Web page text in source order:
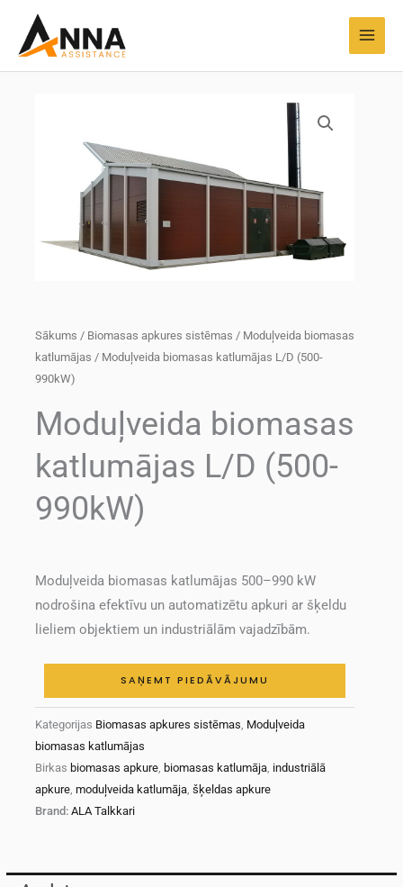
saturu
Sākums / Biomasas apkures sistēmas / Moduļveida biomasas
katlumājas / Moduļveida biomasas katlumājas L/D (500-
990kW)
Moduļveida biomasas
katlumājas L/D (500-
990kW)
Moduļveida biomasas katlumājas 500–990 kW
nodrošina efektīvu un automatizētu apkuri ar šķeldu
lieliem objektiem un industriālām vajadzībām.
SAŅEMT PIEDĀVĀJUMU
Kategorijas Biomasas apkures sistēmas Moduļveida
biomasas katlumājas
Birkas biomasas apkure biomasas katlumāja industriālā
apkure ,moduļveida katlumāja ,šķeldas apkure
Brand:ALA Talkkari